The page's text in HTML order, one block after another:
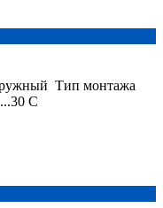
Тип монтажа
С